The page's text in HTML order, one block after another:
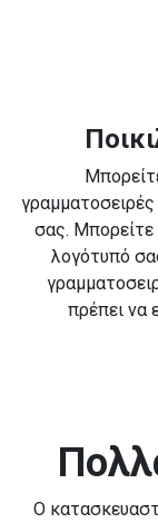
σας. Μπορείτε
λογότυπό
πρέπει να
Ο